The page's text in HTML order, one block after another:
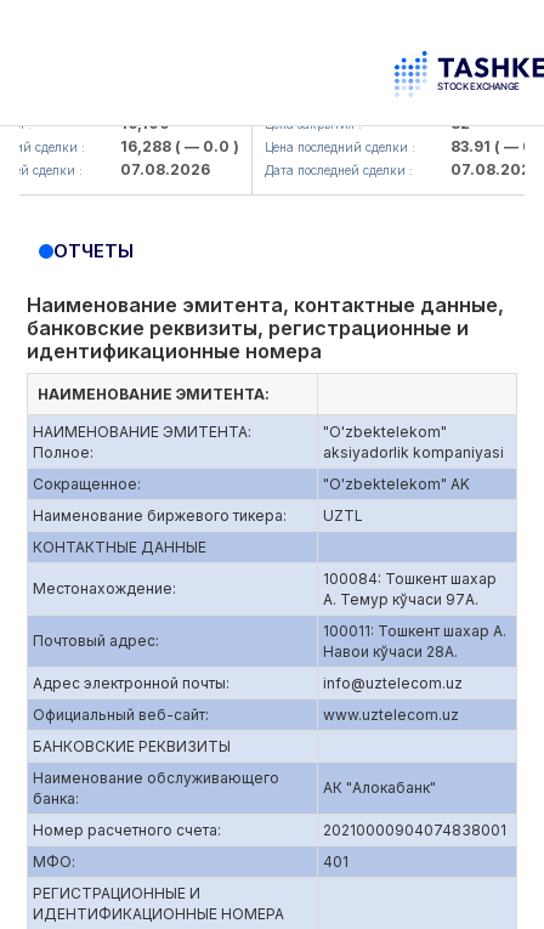
: 16,100
сделки : 16,288( — 0.0 )
сделки : 07.08.2026
KFSK (<Kafolat sug'urta
Цена закрытия : 82
Цена последний сделки : 83.91( — 0.0 )
Дата последней сделки : 07.08.2026
ОТЧЕТЫ
Наименование эмитента, контактные данные,
банковские реквизиты, регистрационные и
идентификационные номера
НАИМЕНОВАНИЕ ЭМИТЕНТА:
НАИМЕНОВАНИЕ ЭМИТЕНТА:
Полное:
"O'zbektelekom"
aksiyadorlik kompaniyasi
Сокращенное:
"O'zbektelekom" AK
Наименование биржевого тикера:
UZTL
КОНТАКТНЫЕ ДАННЫЕ
Местонахождение:
100084: Тошкент шахар
А. Темур кўчаси 97А.
Почтовый адрес:
100011: Тошкент шахар А.
Навои кўчаси 28А.
Адрес электронной почты:
info@uztelecom.uz
Официальный веб-сайт:
www.uztelecom.uz
БАНКОВСКИЕ РЕКВИЗИТЫ
Наименование обслуживающего
банка:
АК "Алокабанк"
Номер расчетного счета:
20210000904074838001
МФО:
401
РЕГИСТРАЦИОННЫЕ И
ИДЕНТИФИКАЦИОННЫЕ НОМЕРА